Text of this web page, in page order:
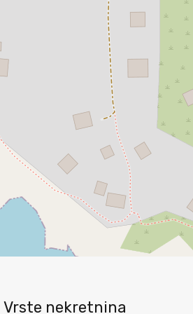
Vrste nekretnina